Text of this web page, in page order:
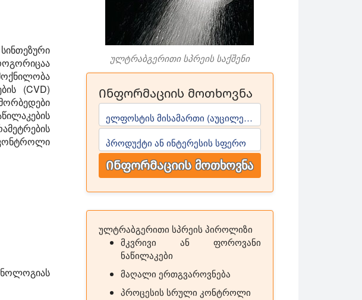
(CVD)
ულტრაბგერითი სპრეის საქშენი
Ინფორმაციის მოთხოვნა
ელფოსტის მისამართი (აუცილებელია)
პროდუქტი ან ინტერესის სფერო
Ინფორმაციის მოთხოვნა
ულტრაბგერითი სპრეის პიროლიზი
მკვრივი ან ფოროვანი
ნაწილაკები
მაღალი ერთგვაროვნება
პროცესის სრული კონტროლი